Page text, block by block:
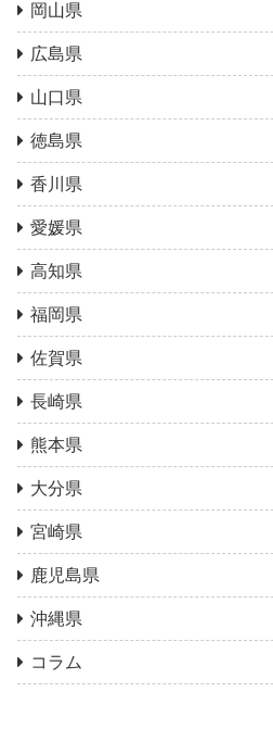
岡山県
広島県
山口県
徳島県
香川県
愛媛県
高知県
福岡県
佐賀県
長崎県
熊本県
大分県
宮崎県
鹿児島県
沖縄県
コラム